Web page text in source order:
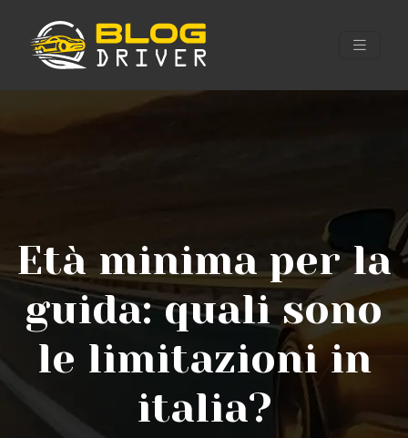
Età minima per la
guida: quali sono
le limitazioni in
italia?